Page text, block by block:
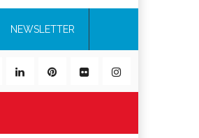
NEWSLETTER